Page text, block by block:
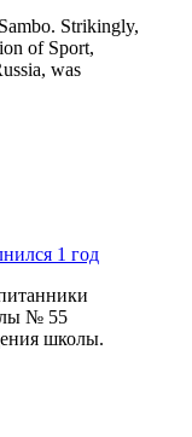
Strikingly,
of Sport,
was
1 год
№ 55
школы.